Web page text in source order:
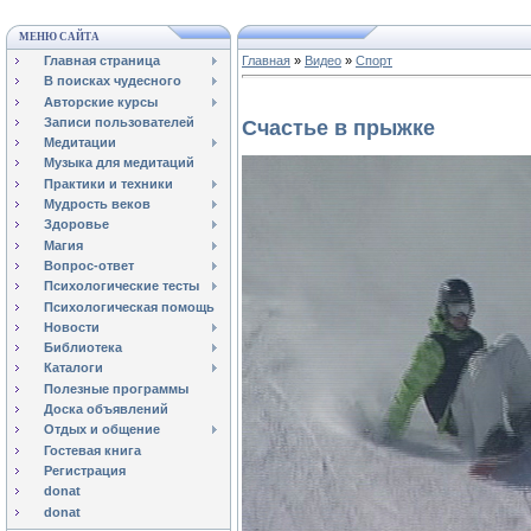
МЕНЮ САЙТА
Главная страница
В поисках чудесного
Авторские курсы
Записи пользователей
Медитации
Музыка для медитаций
Практики и техники
Мудрость веков
Здоровье
Магия
Вопрос-ответ
Психологические тесты
Психологическая помощь
Новости
Библиотека
Каталоги
Полезные программы
Доска объявлений
Отдых и общение
Гостевая книга
Регистрация
donat
donat
Главная » Видео » Спорт
Счастье в прыжке